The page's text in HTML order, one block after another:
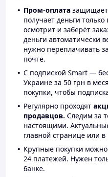
Пром-оплата защищает
получает деньги только
осмотрит и заберёт
деньги автоматически
нужно переплачивать
почте.
С подпиской Smart —
Украине за 50 грн в
покупки, чтобы
Регулярно проходят
продавцов. Следим за
настоящими.
главной странице или
Крупные покупки можно
24 платежей. Нужен
банке.